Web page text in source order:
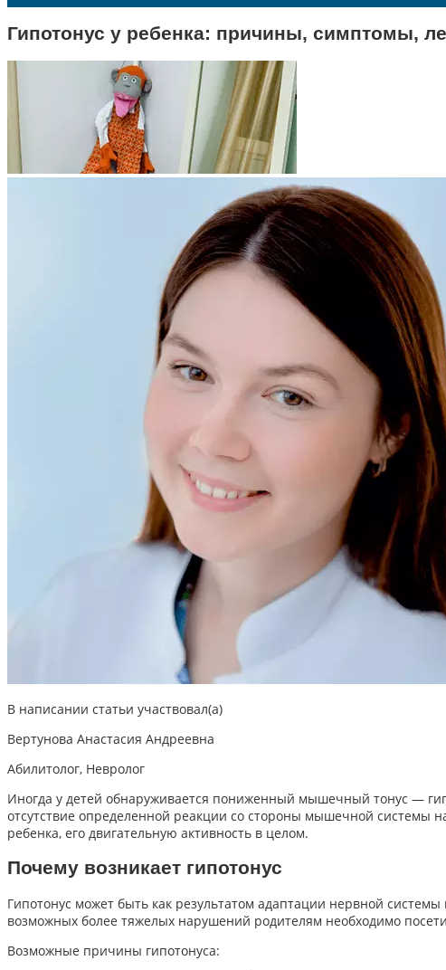
Гипотонус у ребенка: причины, симптомы,
В написании статьи участвовал(а)
Вертунова Анастасия Андреевна
Абилитолог, Невролог
Иногда у детей обнаруживается пониженный мышечный тонус —
отсутствие определенной реакции со стороны мышечной системы
ребенка, его двигательную активность в целом.
Почему возникает гипотонус
Гипотонус может быть как результатом адаптации нервной
возможных более тяжелых нарушений родителям необходимо
Возможные причины гипотонуса: